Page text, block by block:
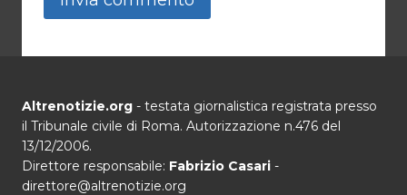
Altrenotizie.org - testata giornalistica registrata presso
il Tribunale civile di Roma. Autorizzazione n.476 del
13/12/2006.
Direttore responsabile: Fabrizio Casari -
direttore@altrenotizie.org